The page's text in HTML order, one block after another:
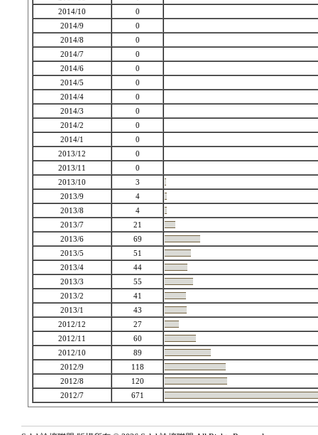
2014/10
0
2014/9
0
2014/8
0
2014/7
0
2014/6
0
2014/5
0
2014/4
0
2014/3
0
2014/2
0
2014/1
0
2013/12
0
2013/11
0
2013/10
3
2013/9
4
2013/8
4
2013/7
21
2013/6
69
2013/5
51
2013/4
44
2013/3
55
2013/2
41
2013/1
43
2012/12
27
2012/11
60
2012/10
89
2012/9
118
2012/8
120
2012/7
671